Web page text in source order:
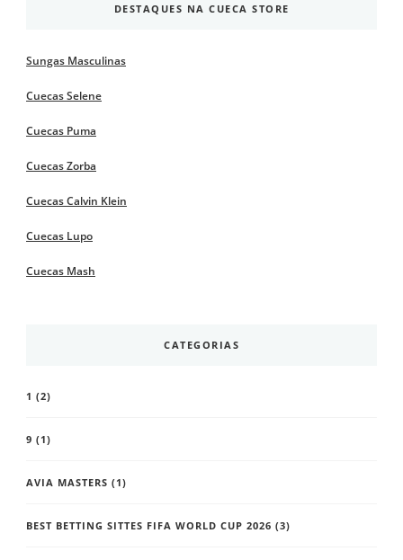
DESTAQUES NA CUECA STORE
Sungas Masculinas
Cuecas Selene
Cuecas Puma
Cuecas Zorba
Cuecas Calvin Klein
Cuecas Lupo
Cuecas Mash
CATEGORIAS
1 (2)
9 (1)
AVIA MASTERS (1)
BEST BETTING SITTES FIFA WORLD CUP 2026 (3)